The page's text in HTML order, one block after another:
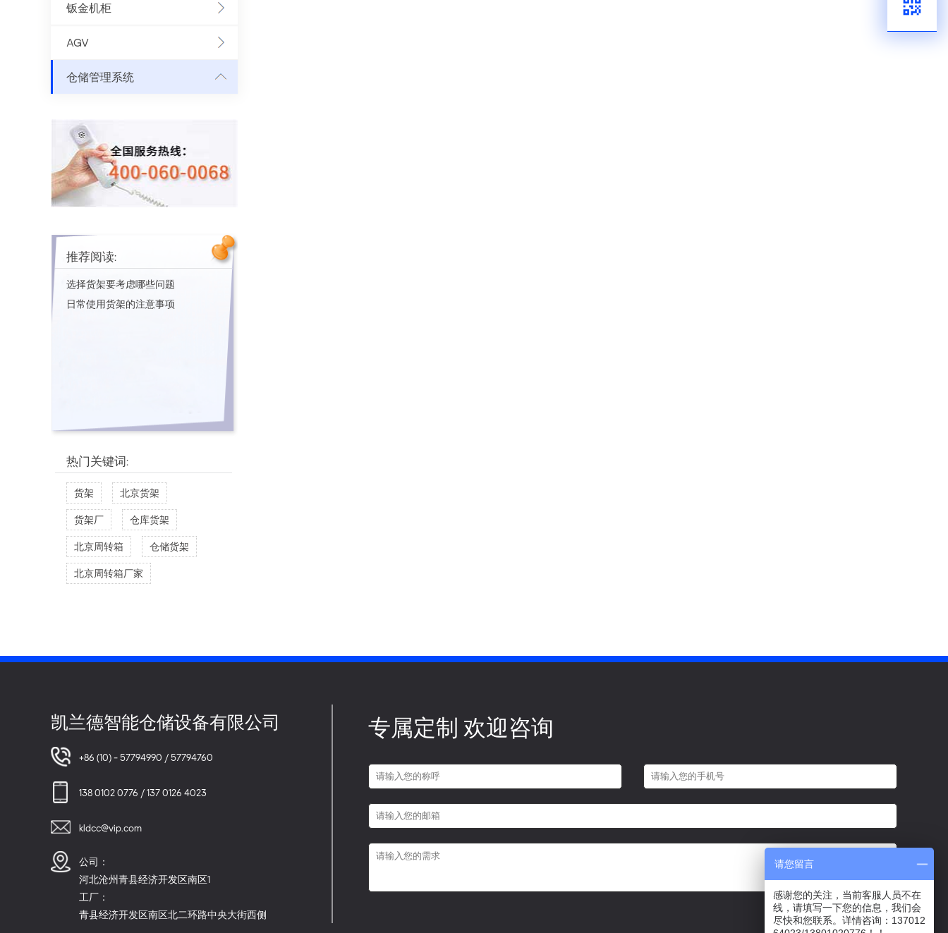
钣金机柜
AGV
仓储管理系统
推荐阅读:
选择货架要考虑哪些问题
日常使用货架的注意事项
热门关键词:
货架 北京货架
货架厂 仓库货架
北京周转箱 仓储货架
北京周转箱厂家
凯兰德智能仓储设备有限公司
+86 (10) - 57794990 / 57794760
138 0102 0776 / 137 0126 4023
kldcc@vip.com
公司：
河北沧州青县经济开发区南区1
工厂：
青县经济开发区南区北二环路中央大街西侧
专属定制 欢迎咨询
请您留言
感谢您的关注，当前客服人员不在
线，请填写一下您的信息，我们会
尽快和您联系。详情咨询：137012